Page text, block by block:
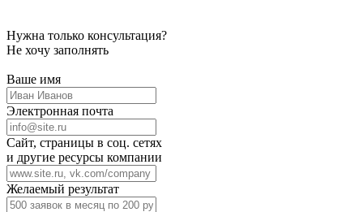
Нужна только консультация?
Не хочу заполнять
Ваше имя
Электронная почта
Сайт, страницы в соц. сетях
и другие ресурсы компании
Желаемый результат